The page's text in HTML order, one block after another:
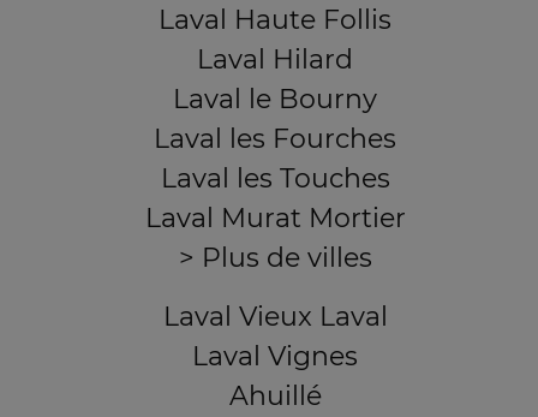
Laval Haute Follis
Laval Hilard
Laval le Bourny
Laval les Fourches
Laval les Touches
Laval Murat Mortier
> Plus de villes
Laval Vieux Laval
Laval Vignes
Ahuillé